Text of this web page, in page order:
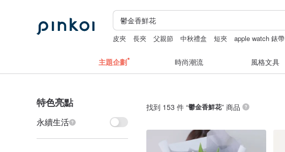
皮夾 長夾 父親節 中秋禮盒 短夾 apple watch 錶帶
主題企劃 時尚潮流 風格文具
特色亮點
永續生活
找到 153 件 “鬱金香鮮花” 商品